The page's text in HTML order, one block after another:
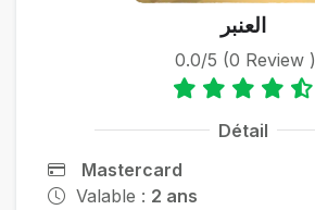
العنبر
0.0/5 (0 Review )
Détail
Mastercard
Valable : 2 ans